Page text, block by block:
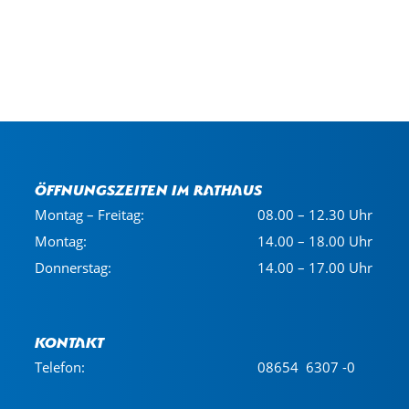
Öffnungszeiten im Rathaus
Montag – Freitag:
08.00 – 12.30 Uhr
Montag:
14.00 – 18.00 Uhr
Donnerstag:
14.00 – 17.00 Uhr
Kontakt
Telefon: 08654 6307 -0